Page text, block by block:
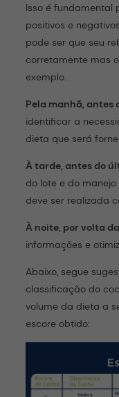
Isso é fundamental
positivos e
pode ser que seu
corretamente mas
exemplo.
Pela manhã, antes
identificar a
dieta que será
À tarde, antes do
do lote e do
deve ser realizada
À noite, por volta
informações e
Abaixo, segue
classificação do
volume da dieta a
escore obtido: